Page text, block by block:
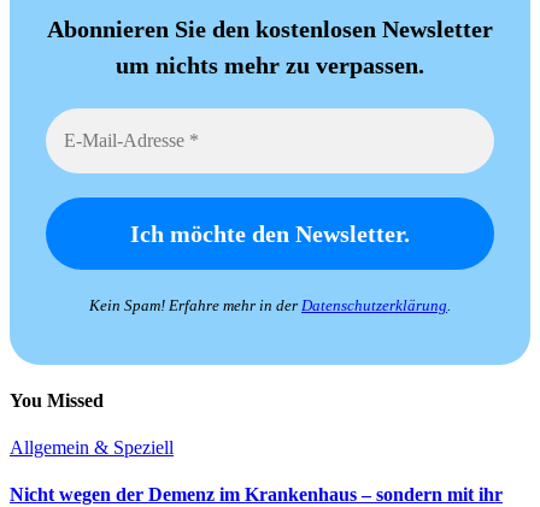
Abonnieren Sie den kostenlosen Newsletter
um nichts mehr zu verpassen.
Kein Spam! Erfahre mehr in der Datenschutzerklärung
You Missed
Allgemein & Speziell
Nicht wegen der Demenz im Krankenhaus – sondern mit ihr